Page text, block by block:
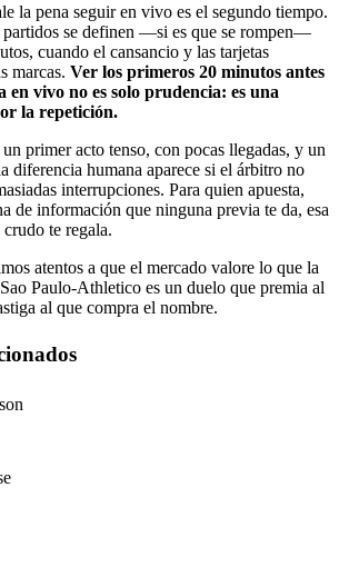
la pena seguir en vivo es el segundo tiempo.
partidos se definen —si es que se rompen—
cuando el cansancio y las tarjetas
marcas. Ver los primeros 20 minutos antes
en vivo no es solo prudencia: es una
la repetición.
primer acto tenso, con pocas llegadas, y un
diferencia humana aparece si el árbitro no
interrupciones. Para quien apuesta,
de información que ninguna previa te da, esa
te regala.
atentos a que el mercado valore lo que la
Paulo-Athletico es un duelo que premia al
al que compra el nombre.